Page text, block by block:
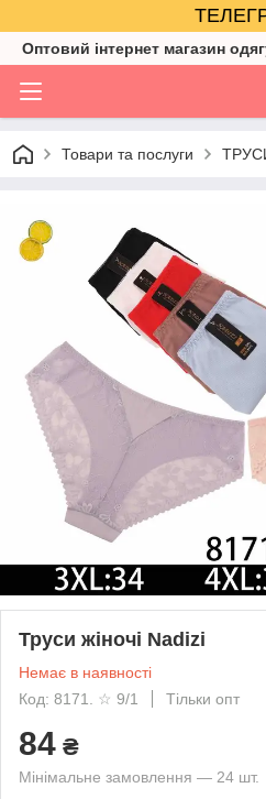
Оптовий інтернет магазин
Товари та послуги
Труси жіночі Nadizi
Немає в наявності
Код: 8171. ☆ 9/1
Тільки опт
84 ₴
Мінімальне замовлення — 24 шт.